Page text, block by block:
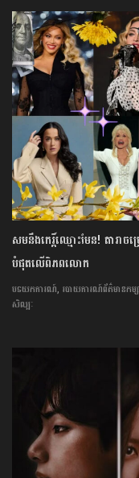
សមនឹងកេរ្តិ៍ឈ្មោះមែន! តារាច
បំផុតលើពិភពលោក
បទយកការណ៍, របាយការណ៍ព័ត៌មានកម្ស
សិល្បៈ